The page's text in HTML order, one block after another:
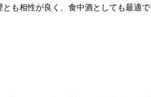
とも相性が良く、食中酒としても最適